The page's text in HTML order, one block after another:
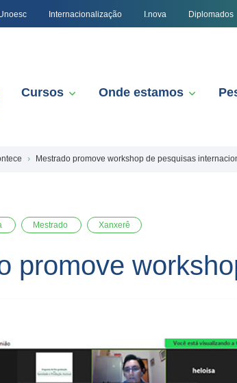
Internacionalização I.nova Diplomados
Cursos Onde estamos
Mestrado promove workshop de pesquisas
Mestrado Xanxerê
promove